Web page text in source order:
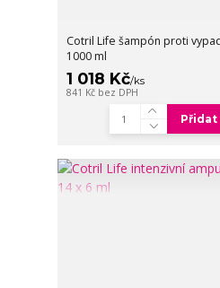
Cotril Life šampón proti
1000 ml
1 018 Kč/ks
841 Kč bez DPH
Přidat